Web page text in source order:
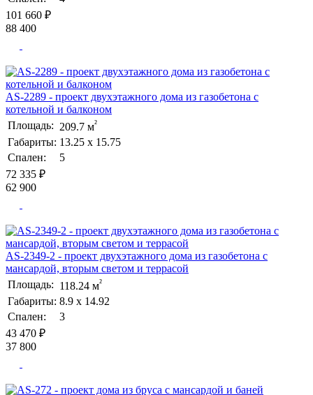
101 660 ₽
88 400
AS-2289 - проект двухэтажного дома из газобетона с
котельной и балконом
Площадь: 209.7 м²
Габариты: 13.25 х 15.75
Спален:
5
72 335 ₽
62 900
AS-2349-2 - проект двухэтажного дома из газобетона с
мансардой, вторым светом и террасой
Площадь: 118.24 м²
Габариты: 8.9 х 14.92
Спален:
3
43 470 ₽
37 800